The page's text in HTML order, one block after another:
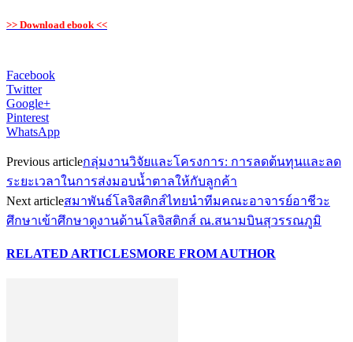
>> Download ebook <<
Facebook
Twitter
Google+
Pinterest
WhatsApp
Previous articleกลุ่มงานวิจัยและโครงการ: การลดต้นทุนและลด
ระยะเวลาในการส่งมอบน้ำตาลให้กับลูกค้า
Next articleสมาพันธ์โลจิสติกส์ไทยนำทีมคณะอาจารย์อาชีวะ
ศึกษาเข้าศึกษาดูงานด้านโลจิสติกส์ ณ.สนามบินสุวรรณภูมิ
RELATED ARTICLESMORE FROM AUTHOR